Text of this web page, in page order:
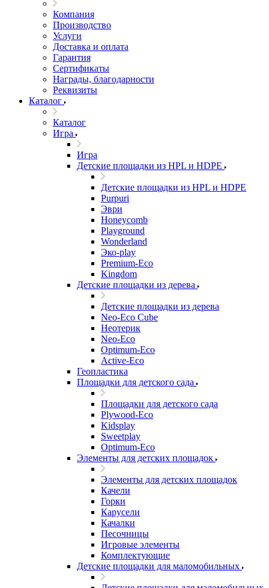
Компания
Производство
Услуги
Доставка и оплата
Гарантия
Сертификаты
Награды, благодарности
Реквизиты
Каталог
Каталог
Игра
Игра
Детские площадки из HPL и HDPE
Детские площадки из HPL и HDPE
Purpuri
Эври
Honeycomb
Playground
Wonderland
Эко-play
Premium-Eco
Kingdom
Детские площадки из дерева
Детские площадки из дерева
Neo-Eco Cube
Неотерик
Neo-Eco
Оptimum-Еco
Active-Eco
Геопластика
Площадки для детского сада
Площадки для детского сада
Plywood-Eco
Kidsplay
Sweetplay
Оptimum-Еco
Элементы для детских площадок
Элементы для детских площадок
Качели
Горки
Карусели
Качалки
Песочницы
Игровые элементы
Комплектующие
Детские площадки для маломобильных